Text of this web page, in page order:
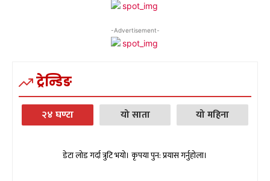
-Advertisement-
ट्रेन्डिङ
२४ घण्टा यो साता यो महिना
डेटा लोड गर्दा त्रुटि भयो। कृपया पुन: प्रयास गर्नुहोला।